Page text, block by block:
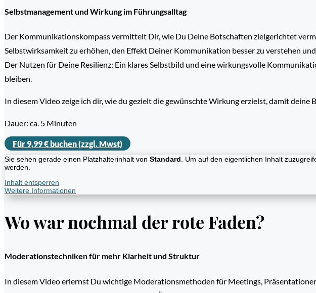
Selbstmanagement und Wirkung im Führungsalltag
Der Kommunikationskompass vermittelt Dir, wie Du Deine Botschaften zielgerichtet
Selbstwirksamkeit zu erhöhen, den Effekt Deiner Kommunikation besser zu verstehen
Der Nutzen für Deine Resilienz: Ein klares Selbstbild und eine wirkungsvolle
bleiben.
In diesem Video zeige ich dir, wie du gezielt die gewünschte Wirkung erzielst, damit deine
Dauer: ca. 5 Minuten
Für 9,99 € buchen (zzgl. Mwst)
Sie sehen gerade einen Platzhalterinhalt von Standard. Um auf den eigentlichen Inhalt
werden.
Inhalt entsperren
Weitere Informationen
Wo war nochmal der rote Faden?
Moderationstechniken für mehr Klarheit und Struktur
In diesem Video erlernst Du wichtige Moderationsmethoden für Meetings,